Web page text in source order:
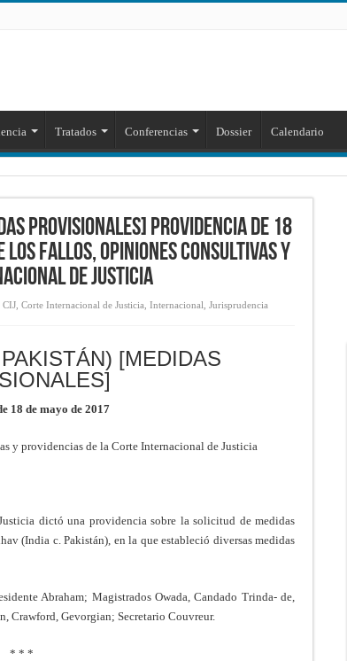
Tratados Conferencias Dossier Calendario
PROVISIONALES] Providencia de 18
los fallos, opiniones consultivas y
de Justicia
CIJ Corte Internacional de Justicia Internacional Jurisprudencia
[MEDIDAS
18 de mayo de 2017
y providencias de la Corte Internacional de Justicia
dictó una providencia sobre la solicitud de medidas
(India c. Pakistán), en la que estableció diversas medidas
Abraham; Magistrados Owada, Candado Trinda- de,
Crawford, Gevorgian; Secretario Couvreur.
* * *